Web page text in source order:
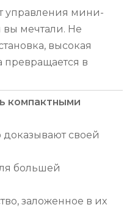
управления мини-
вы мечтали. Не
высокая
превращается в
компактными
своей
большей
заложенное в их